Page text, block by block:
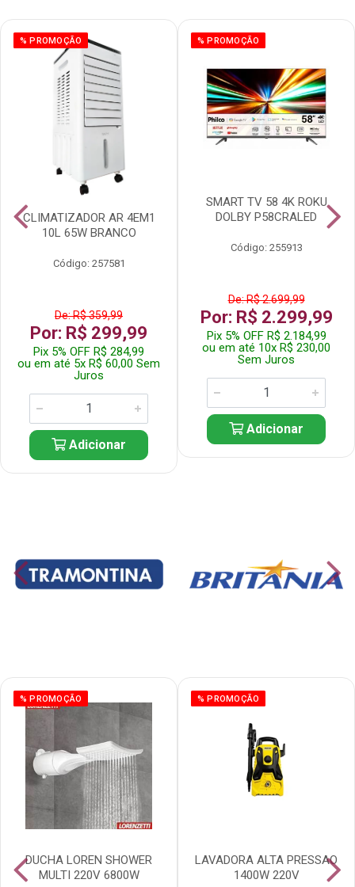
% PROMOÇÃO
CLIMATIZADOR AR 4EM1
10L 65W BRANCO
Código: 257581
De: R$ 359,99
Por: R$ 299,99
Pix 5% OFF R$ 284,99
ou em até 5x R$ 60,00 Sem
Juros
Adicionar
% PROMOÇÃO
SMART TV 58 4K ROKU
DOLBY P58CRALED
Código: 255913
De: R$ 2.699,99
Por: R$ 2.299,99
Pix 5% OFF R$ 2.184,99
ou em até 10x R$ 230,00
Sem Juros
Adicionar
% PROMOÇÃO
DUCHA LOREN SHOWER
MULTI 220V 6800W
% PROMOÇÃO
LAVADORA ALTA PRESSAO
1400W 220V